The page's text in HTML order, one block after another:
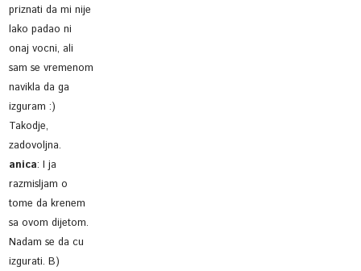
priznati da mi nije
lako padao ni
onaj vocni, ali
sam se vremenom
navikla da ga
izguram :)
Takodje,
zadovoljna.
anica:I ja
razmisljam o
tome da krenem
sa ovom dijetom.
Nadam se da cu
izgurati. B)